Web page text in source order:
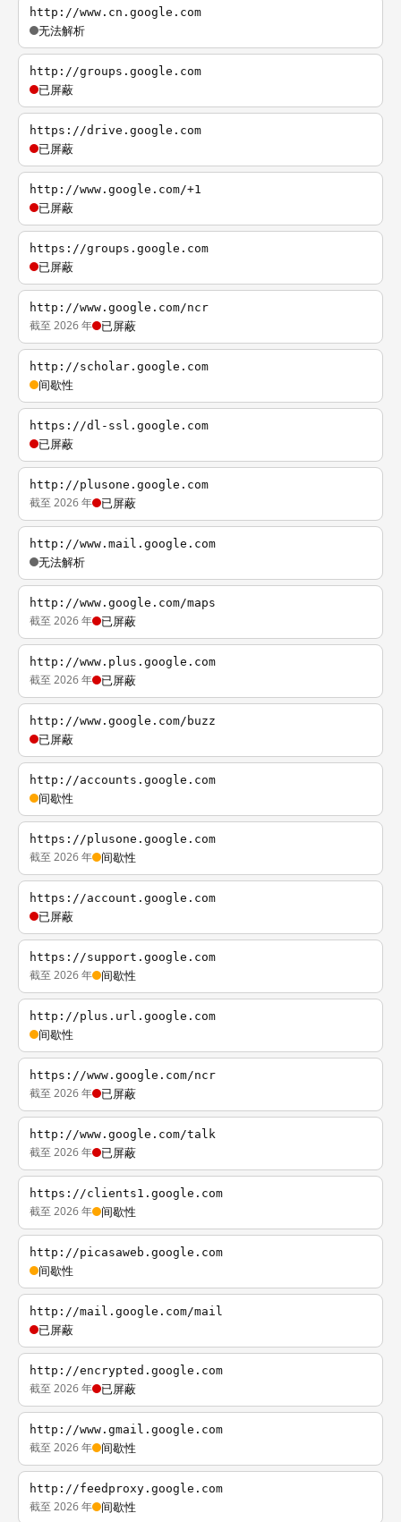
http://www.cn.google.com
无法解析
http://groups.google.com
已屏蔽
https://drive.google.com
已屏蔽
http://www.google.com/+1
已屏蔽
https://groups.google.com
已屏蔽
http://www.google.com/ncr
截至 2026 年 已屏蔽
http://scholar.google.com
间歇性
https://dl-ssl.google.com
已屏蔽
http://plusone.google.com
截至 2026 年 已屏蔽
http://www.mail.google.com
无法解析
http://www.google.com/maps
截至 2026 年 已屏蔽
http://www.plus.google.com
截至 2026 年 已屏蔽
http://www.google.com/buzz
已屏蔽
http://accounts.google.com
间歇性
https://plusone.google.com
截至 2026 年 间歇性
https://account.google.com
已屏蔽
https://support.google.com
截至 2026 年 间歇性
http://plus.url.google.com
间歇性
https://www.google.com/ncr
截至 2026 年 已屏蔽
http://www.google.com/talk
截至 2026 年 已屏蔽
https://clients1.google.com
截至 2026 年 间歇性
http://picasaweb.google.com
间歇性
http://mail.google.com/mail
已屏蔽
http://encrypted.google.com
截至 2026 年 已屏蔽
http://www.gmail.google.com
截至 2026 年 间歇性
http://feedproxy.google.com
截至 2026 年 间歇性